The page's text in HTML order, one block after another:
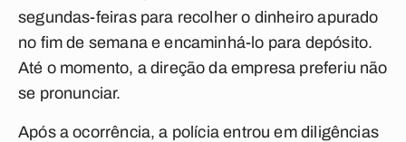
segundas-feiras para recolher o dinheiro apurado
no fim de semana e encaminhá-lo para depósito.
Até o momento, a direção da empresa preferiu não
se pronunciar.
Após a ocorrência, a polícia entrou em diligências